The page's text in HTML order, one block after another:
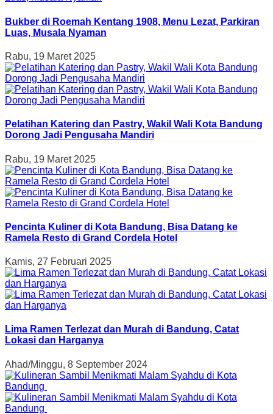
Bukber di Roemah Kentang 1908, Menu Lezat, Parkiran
Luas, Musala Nyaman
Rabu, 19 Maret 2025
Pelatihan Katering dan Pastry, Wakil Wali Kota Bandung
Dorong Jadi Pengusaha Mandiri
Rabu, 19 Maret 2025
Pencinta Kuliner di Kota Bandung, Bisa Datang ke
Ramela Resto di Grand Cordela Hotel
Kamis, 27 Februari 2025
Lima Ramen Terlezat dan Murah di Bandung, Catat
Lokasi dan Harganya
Ahad/Minggu, 8 September 2024